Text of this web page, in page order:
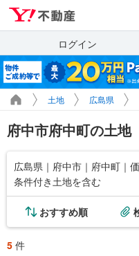
ログイン
土地 広島県
府中市府中町の土地
広島県｜府中市｜府中町｜
条件付き土地を含む
おすすめ順
5 件